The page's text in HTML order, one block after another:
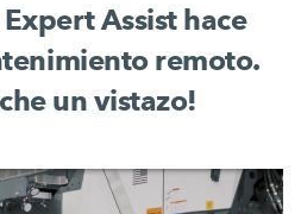
Assist hace
remoto.
un vistazo!